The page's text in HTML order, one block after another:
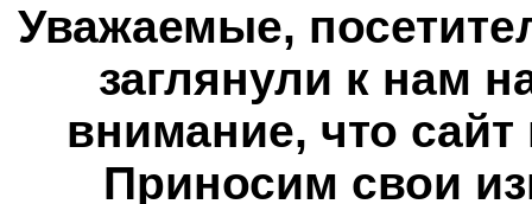
Уважаемые,
заглянули к нам
внимание, что сайт
Приносим свои